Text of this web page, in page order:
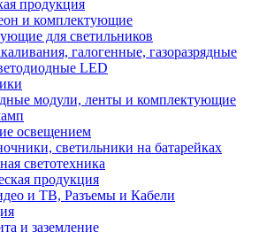
продукция
и комплектующие
для светильников
галогенные, газоразрядные
LED
модули, ленты и комплектующие
освещением
светильники на батарейках
светотехника
продукция
и ТВ, Разъемы и Кабели
и заземление